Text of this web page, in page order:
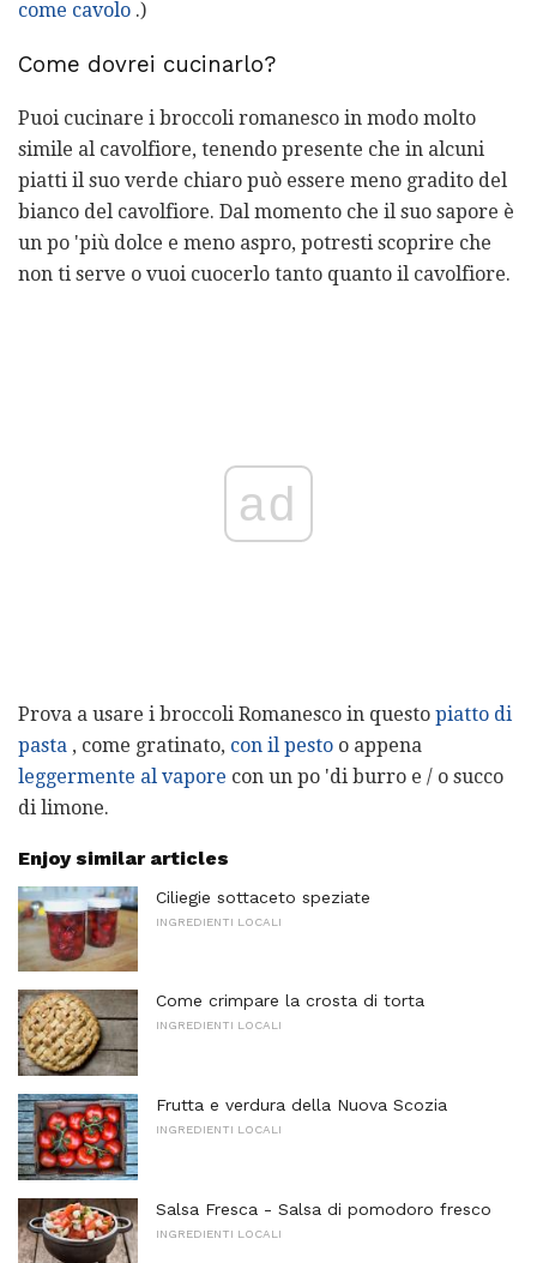
come cavolo .)
Come dovrei cucinarlo?
Puoi cucinare i broccoli romanesco in modo molto
simile al cavolfiore, tenendo presente che in alcuni
piatti il ​​suo verde chiaro può essere meno gradito del
bianco del cavolfiore. Dal momento che il suo sapore è
un po 'più dolce e meno aspro, potresti scoprire che
non ti serve o vuoi cuocerlo tanto quanto il cavolfiore.
ad
Prova a usare i broccoli Romanesco in questo piatto di
pasta , come gratinato, con il pesto o appena
leggermente al vapore con un po 'di burro e / o succo
di limone.
Enjoy similar articles
Ciliegie sottaceto speziate
INGREDIENTI LOCALI
Come crimpare la crosta di torta
INGREDIENTI LOCALI
Frutta e verdura della Nuova Scozia
INGREDIENTI LOCALI
Salsa Fresca - Salsa di pomodoro fresco
INGREDIENTI LOCALI